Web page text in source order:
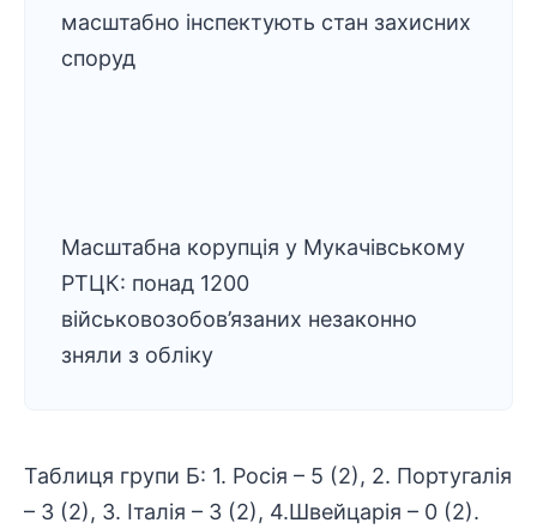
масштабно інспектують стан захисних
споруд
Масштабна корупція у Мукачівському
РТЦК: понад 1200
військовозобов’язаних незаконно
зняли з обліку
Таблиця групи Б: 1. Росія – 5 (2), 2. Португалія
– 3 (2), 3. Італія – 3 (2), 4.Швейцарія – 0 (2).